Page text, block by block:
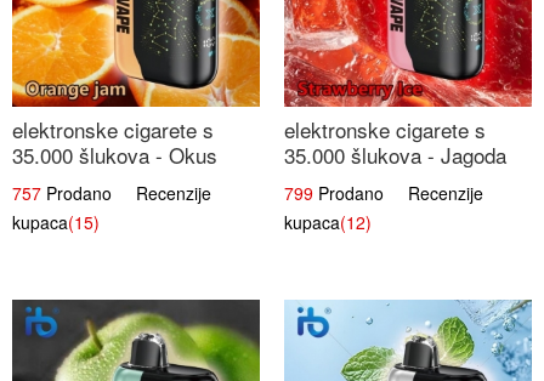
elektronske cigarete s
35.000 šlukova - Okus
Narančinog Džema |
Dugotrajno Iskustvo
757 Prodano Recenzije
kupaca(15)
elektronske cigarete s
35.000 šlukova - Jagoda
Led | Ohladivši i
Osježavajući Okus
799 Prodano Recenzije
kupaca(12)